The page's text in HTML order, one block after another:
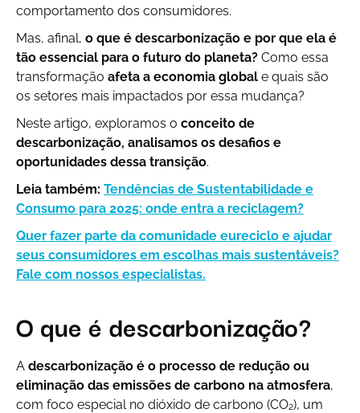
comportamento dos consumidores.
Mas, afinal, o que é descarbonização e por que ela é
tão essencial para o futuro do planeta? Como essa
transformação afeta a economia global e quais são
os setores mais impactados por essa mudança?
Neste artigo, exploramos o conceito de
descarbonização, analisamos os desafios e
oportunidades dessa transição.
Leia também: Tendências de Sustentabilidade e
Consumo para 2025: onde entra a reciclagem?
Quer fazer parte da comunidade eureciclo e ajudar
seus consumidores em escolhas mais sustentáveis?
Fale com nossos especialistas.
O que é descarbonização?
A descarbonização é o processo de redução ou
eliminação das emissões de carbono na atmosfera,
com foco especial no dióxido de carbono (CO₂), um